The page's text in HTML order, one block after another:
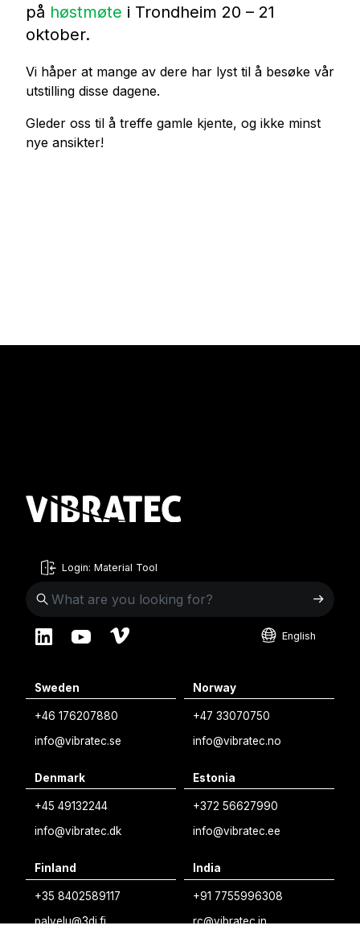
på høstmøte i Trondheim 20 – 21
oktober.
Vi håper at mange av dere har lyst til å besøke vår
utstilling disse dagene.
Gleder oss til å treffe gamle kjente, og ikke minst
nye ansikter!
Login: Material Tool
English
Sweden
+46 176207880
info@vibratec.se
Norway
+47 33070750
info@vibratec.no
Denmark
+45 49132244
info@vibratec.dk
Estonia
+372 56627990
info@vibratec.ee
Finland
+35 8402589117
palvelu@3di.fi
India
+91 7755996308
rc@vibratec.in